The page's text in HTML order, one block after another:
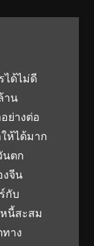
ได้ไม่ดี
าน
ย่างต่อ
ห้ได้มาก
นตก
งจีน
กับ
นี้สะสม
าง